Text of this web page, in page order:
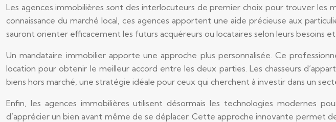
Les agences immobilières sont des interlocuteurs de premier choix pour trouver les
connaissance du marché local, ces agences apportent une aide précieuse aux
sauront orienter efficacement les futurs acquéreurs ou locataires selon leurs besoins
Un mandataire immobilier apporte une approche plus personnalisée. Ce
location pour obtenir le meilleur accord entre les deux parties. Les chasseurs
biens hors marché, une stratégie idéale pour ceux qui cherchent à investir dans un
Enfin, les agences immobilières utilisent désormais les technologies modernes
d’apprécier un bien avant même de se déplacer. Cette approche innovante permet